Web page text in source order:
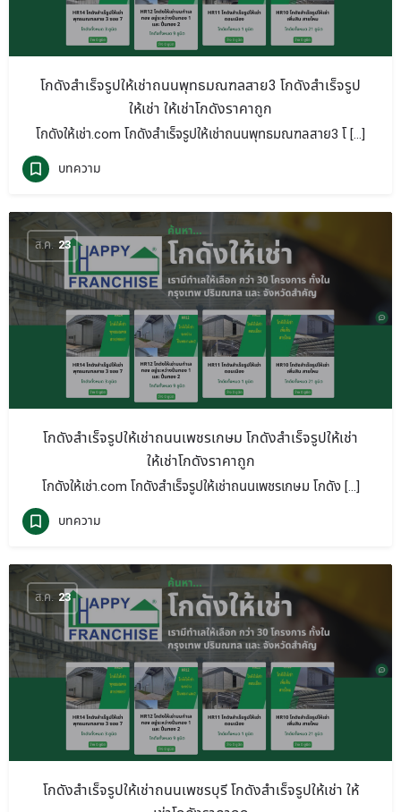
โกดังสำเร็จรูปให้เช่าถนนพุทธมณฑลสาย3 โกดังสำเร็จรูป
ให้เช่า ให้เช่าโกดังราคาถูก
โกดังให้เช่า.com โกดังสำเร็จรูปให้เช่าถนนพุทธมณฑลสาย3 โ […]
บทความ
ส.ค. 23
โกดังสำเร็จรูปให้เช่าถนนเพชรเกษม โกดังสำเร็จรูปให้เช่า
ให้เช่าโกดังราคาถูก
โกดังให้เช่า.com โกดังสำเร็จรูปให้เช่าถนนเพชรเกษม โกดัง […]
บทความ
ส.ค. 23
โกดังสำเร็จรูปให้เช่าถนนเพชรบุรี โกดังสำเร็จรูปให้เช่า ให้